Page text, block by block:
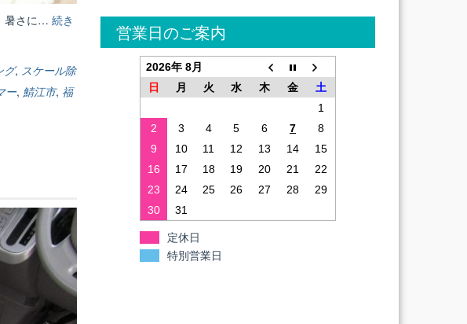
暑さに… 続き
グ, スケール除
ー, 鯖江市, 福
営業日のご案内
2026年 8月
日
月 火 水 木 金
土
1
2
3 4 5 6 7
8
9
10 11 12 13 14
15
16
17 18 19 20 21
22
23
24 25 26 27 28
29
30
31
定休日
特別営業日